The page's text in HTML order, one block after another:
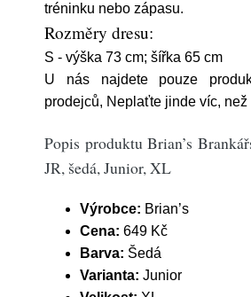
tréninku nebo zápasu.
Rozměry dresu:
S - výška 73 cm; šířka 65 cm
U nás najdete pouze
prodejců, Neplaťte jinde víc, než
Popis produktu Brian’s
JR, šedá, Junior, XL
Výrobce: Brian’s
Cena: 649 Kč
Barva: Šedá
Varianta: Junior